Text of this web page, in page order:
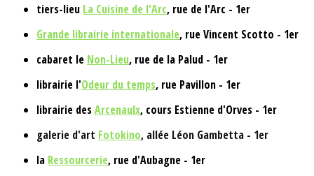
tiers-lieu La Cuisine de l'Arc, rue de l'Arc - 1er
Grande librairie internationale, rue Vincent Scotto - 1er
cabaret le Non-Lieu, rue de la Palud - 1er
librairie l'Odeur du temps, rue Pavillon - 1er
librairie des Arcenaulx, cours Estienne d'Orves - 1er
galerie d'art Fotokino, allée Léon Gambetta - 1er
la Ressourcerie, rue d'Aubagne - 1er